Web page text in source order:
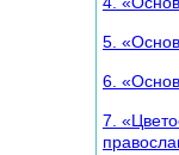
5.
6.
7.